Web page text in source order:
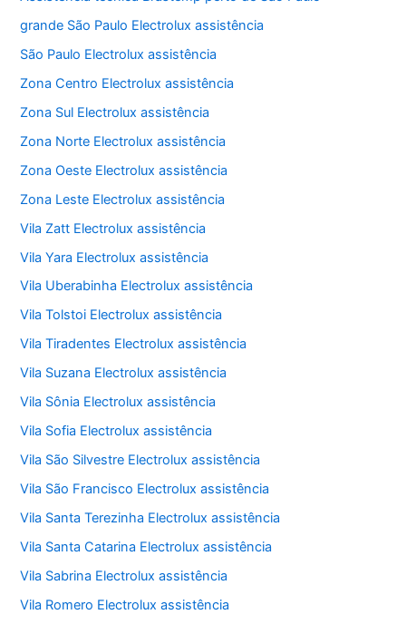
grande São Paulo Electrolux assistência
São Paulo Electrolux assistência
Zona Centro Electrolux assistência
Zona Sul Electrolux assistência
Zona Norte Electrolux assistência
Zona Oeste Electrolux assistência
Zona Leste Electrolux assistência
Vila Zatt Electrolux assistência
Vila Yara Electrolux assistência
Vila Uberabinha Electrolux assistência
Vila Tolstoi Electrolux assistência
Vila Tiradentes Electrolux assistência
Vila Suzana Electrolux assistência
Vila Sônia Electrolux assistência
Vila Sofia Electrolux assistência
Vila São Silvestre Electrolux assistência
Vila São Francisco Electrolux assistência
Vila Santa Terezinha Electrolux assistência
Vila Santa Catarina Electrolux assistência
Vila Sabrina Electrolux assistência
Vila Romero Electrolux assistência